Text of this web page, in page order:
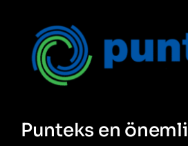
Punteks en önemli